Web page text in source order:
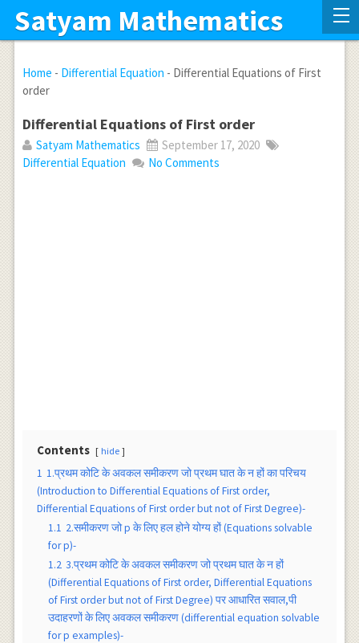
Satyam Mathematics
Home - Differential Equation - Differential Equations of First
order
Differential Equations of First order
Satyam Mathematics
September 17, 2020
Differential Equation
No Comments
Contents hide
1 1.प्रथम कोटि के अवकल समीकरण जो प्रथम घात के न हों का परिचय
(Introduction to Differential Equations of First order,
Differential Equations of First order but not of First Degree)-
1.1 2.समीकरण जो p के लिए हल होने योग्य हों (Equations solvable
for p)-
1.2 3.प्रथम कोटि के अवकल समीकरण जो प्रथम घात के न हों
(Differential Equations of First order, Differential Equations
of First order but not of First Degree) पर आधारित सवाल,पी
उदाहरणों के लिए अवकल समीकरण (differential equation solvable
for p examples)-